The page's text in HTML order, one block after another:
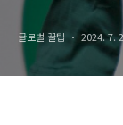
스타일
글로벌 꿀팁 2024. 7.